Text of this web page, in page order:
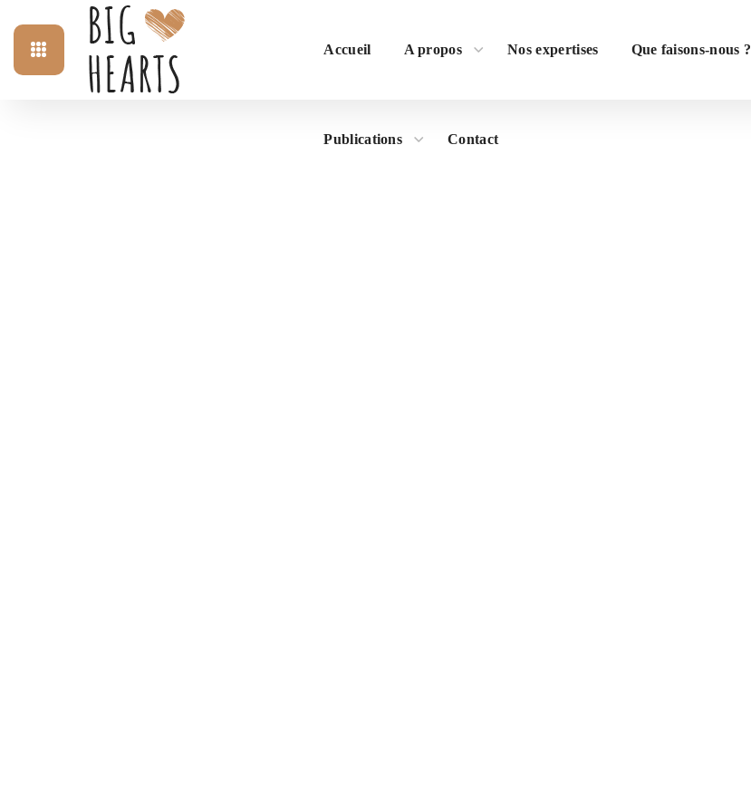
Accueil A propos Nos expertises Que faisons-nous ?
Publications Contact